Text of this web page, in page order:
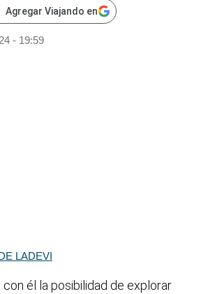
Agregar Viajando en
- 19:59
LADEVI
con él la posibilidad de explorar